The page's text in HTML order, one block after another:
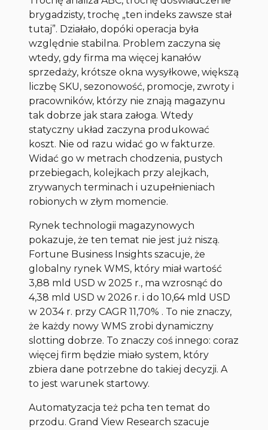
brygadzisty, trochę „ten indeks zawsze stał
tutaj”. Działało, dopóki operacja była
względnie stabilna. Problem zaczyna się
wtedy, gdy firma ma więcej kanałów
sprzedaży, krótsze okna wysyłkowe, większą
liczbę SKU, sezonowość, promocje, zwroty i
pracowników, którzy nie znają magazynu
tak dobrze jak stara załoga. Wtedy
statyczny układ zaczyna produkować
koszt. Nie od razu widać go w fakturze.
Widać go w metrach chodzenia, pustych
przebiegach, kolejkach przy alejkach,
zrywanych terminach i uzupełnieniach
robionych w złym momencie.
Rynek technologii magazynowych
pokazuje, że ten temat nie jest już niszą.
Fortune Business Insights szacuje, że
globalny rynek WMS, który miał wartość
3,88 mld USD w 2025 r., ma wzrosnąć do
4,38 mld USD w 2026 r. i do 10,64 mld USD
w 2034 r. przy CAGR 11,70% . To nie znaczy,
że każdy nowy WMS zrobi dynamiczny
slotting dobrze. To znaczy coś innego: coraz
więcej firm będzie miało system, który
zbiera dane potrzebne do takiej decyzji. A
to jest warunek startowy.
Automatyzacja też pcha ten temat do
przodu. Grand View Research szacuje